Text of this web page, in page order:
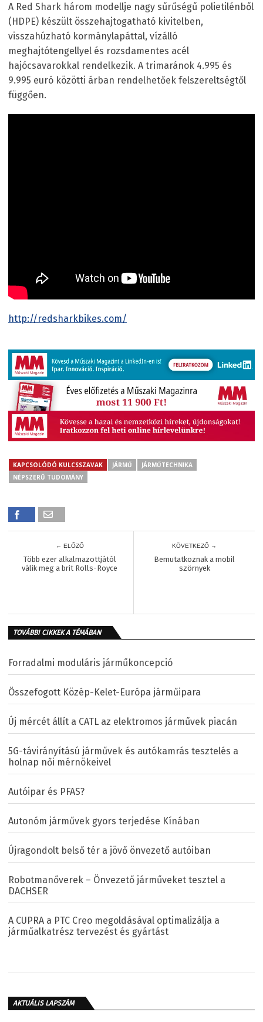
A Red Shark három modellje nagy sűrűségű polietilénből
(HDPE) készült összehajtogatható kivitelben,
visszahúzható kormánylapáttal, vízálló
meghajtótengellyel és rozsdamentes acél
hajócsavarokkal rendelkezik. A trimaránok 4.995 és
9.995 euró közötti árban rendelhetőek felszereltségtől
függően.
http://redsharkbikes.com/
KAPCSOLÓDÓ KULCSSZAVAK JÁRMŰ
JÁRMŰTECHNIKA
NÉPSZERŰ TUDOMÁNY
← ELŐZŐ
Több ezer alkalmazottjától
válik meg a brit Rolls-Royce
KÖVETKEZŐ →
Bemutatkoznak a mobil
szörnyek
TOVÁBBI CIKKEK A TÉMÁBAN
Forradalmi moduláris járműkoncepció
Összefogott Közép-Kelet-Európa járműipara
Új mércét állít a CATL az elektromos járművek piacán
5G-távirányítású járművek és autókamrás tesztelés a
holnap női mérnökeivel
Autóipar és PFAS?
Autonóm járművek gyors terjedése Kínában
Újragondolt belső tér a jövő önvezető autóiban
Robotmanőverek – Önvezető járműveket tesztel a
DACHSER
A CUPRA a PTC Creo megoldásával optimalizálja a
járműalkatrész tervezést és gyártást
AKTUÁLIS LAPSZÁM